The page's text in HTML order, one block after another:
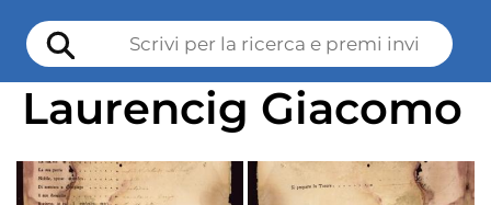
Laurencig Giacomo